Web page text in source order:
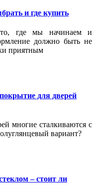
и где купить
где мы начинаем и
должно быть не
приятным
для дверей
многие сталкиваются с
вариант?
– стоит ли